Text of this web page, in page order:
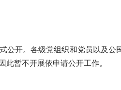
公开。各级党组织和党员以及公
暂不开展依申请公开工作。